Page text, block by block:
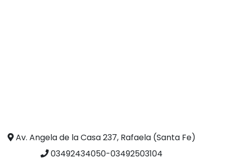
Av. Angela de la Casa 237, Rafaela (Santa Fe)
03492434050-03492503104